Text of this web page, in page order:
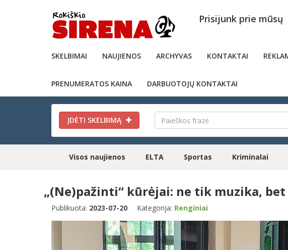
Prisijunk prie mūsų
SKELBIMAI NAUJIENOS ARCHYVAS KONTAKTAI
PRENUMERATOS KAINA DARBUOTOJŲ KONTAKTAI
ĮDĖTI SKELBIMĄ
Visos naujienos ELTA Sportas Kriminalai
„(Ne)pažinti“ kūrėjai: ne tik muzika,
Publikuota: 2023-07-20 Kategorija: Renginiai